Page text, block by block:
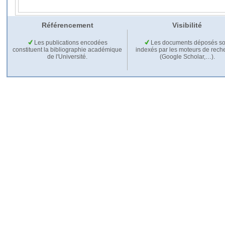
Référencement Visibilité
Les publications encodées
constituent la bibliographie académique
de l'Université.
Les documents déposés
indexés par les moteurs de
(Google Scholar,…).